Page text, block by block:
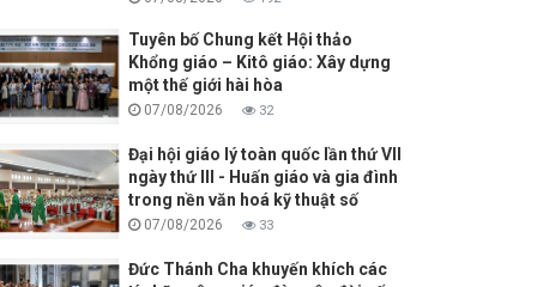
Tuyên bố Chung kết Hội thảo
Khổng giáo – Kitô giáo: Xây dựng
một thế giới hài hòa
07/08/2026 32
Đại hội giáo lý toàn quốc lần thứ VII
ngày thứ III - Huấn giáo và gia đình
trong nền văn hoá kỹ thuật số
07/08/2026 33
Đức Thánh Cha khuyến khích các